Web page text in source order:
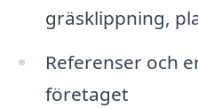
gräsklippning,
Referenser och
företaget